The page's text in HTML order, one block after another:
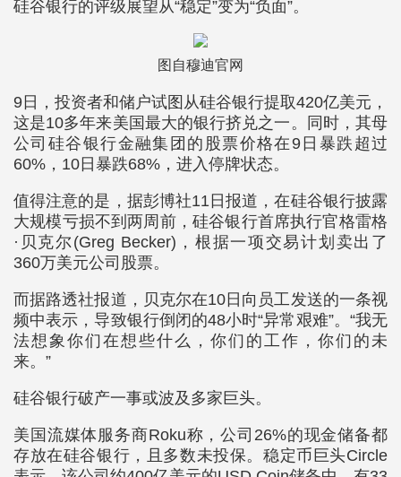
硅谷银行的评级展望从“稳定”变为“负面”。
图自穆迪官网
9日，投资者和储户试图从硅谷银行提取420亿美元，
这是10多年来美国最大的银行挤兑之一。同时，其母
公司硅谷银行金融集团的股票价格在9日暴跌超过
60%，10日暴跌68%，进入停牌状态。
值得注意的是，据彭博社11日报道，在硅谷银行披露
大规模亏损不到两周前，硅谷银行首席执行官格雷格
·贝克尔(Greg Becker)，根据一项交易计划卖出了
360万美元公司股票。
而据路透社报道，贝克尔在10日向员工发送的一条视
频中表示，导致银行倒闭的48小时“异常艰难”。“我无
法想象你们在想些什么，你们的工作，你们的未
来。”
硅谷银行破产一事或波及多家巨头。
美国流媒体服务商Roku称，公司26%的现金储备都
存放在硅谷银行，且多数未投保。稳定币巨头Circle